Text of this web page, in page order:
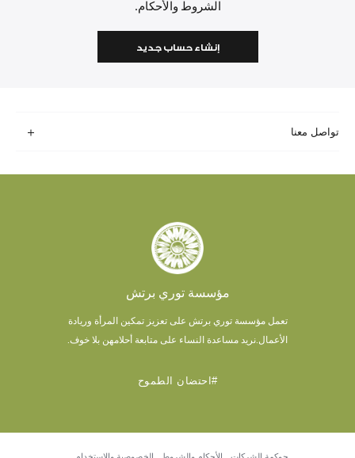
الشروط والأحكام.
إنشاء حساب جديد
تواصل معنا
مؤسسة توري برتش
تعمل مؤسسة توري برتش على تعزيز تمكين المرأة وريادة
الأعمال.نريد مساعدة النساء على متابعة أحلامهن بلا خوف.
#احتضان الطموح